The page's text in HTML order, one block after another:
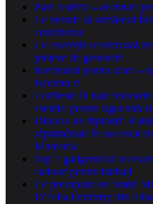
Parc Astérix – aventura
Ce trebuie să urmărești
condiționat
Ce exerciții accelerează
proteze de genunchi
Iluminatul pentru scari –
locuinta ta
Curățenia în hale
esențial pentru siguranță
Dincolo de diplomă:
săptămânale în succesul
Muntenia
Top 7 gadgeturi și
cadouri pentru bărbați
Ce presupune un Smile
D’Alba Dentistry din